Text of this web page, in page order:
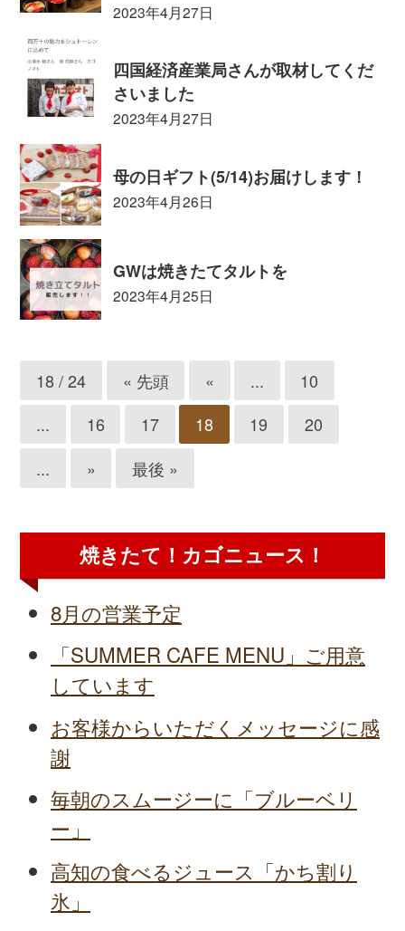
2023年4月27日
四国経済産業局さんが取材してくだ
さいました
2023年4月27日
母の日ギフト(5/14)お届けします！
2023年4月26日
GWは焼きたてタルトを
2023年4月25日
18 / 24 « 先頭 « ...
10
...
16 17 18 19
20
...
» 最後 »
焼きたて！カゴニュース！
8月の営業予定
「SUMMER CAFE MENU」ご用意
しています
お客様からいただくメッセージに感
謝
毎朝のスムージーに「ブルーベリ
ー」
高知の食べるジュース「かち割り
氷」